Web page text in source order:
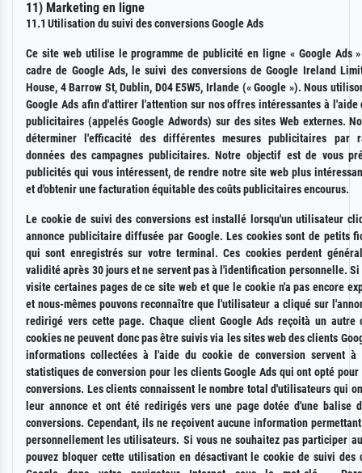
11) Marketing en ligne
11.1 Utilisation du suivi des conversions Google Ads
Ce site web utilise le programme de publicité en ligne « Google Ads
cadre de Google Ads, le suivi des conversions de Google Ireland
House, 4 Barrow St, Dublin, D04 E5W5, Irlande (« Google »). Nous
Google Ads afin d'attirer l'attention sur nos offres intéressantes à l'aide
publicitaires (appelés Google Adwords) sur des sites Web externes.
déterminer l'efficacité des différentes mesures publicitaires par
données des campagnes publicitaires. Notre objectif est de vous
publicités qui vous intéressent, de rendre notre site web plus
et d'obtenir une facturation équitable des coûts publicitaires encourus.
Le cookie de suivi des conversions est installé lorsqu'un utilisateur
annonce publicitaire diffusée par Google. Les cookies sont de petits
qui sont enregistrés sur votre terminal. Ces cookies perdent
validité après 30 jours et ne servent pas à l'identification personnelle.
visite certaines pages de ce site web et que le cookie n'a pas encore
et nous-mêmes pouvons reconnaître que l'utilisateur a cliqué sur
redirigé vers cette page. Chaque client Google Ads reçoità un autre
cookies ne peuvent donc pas être suivis via les sites web des clients
informations collectées à l'aide du cookie de conversion servent à
statistiques de conversion pour les clients Google Ads qui ont opté
conversions. Les clients connaissent le nombre total d'utilisateurs qui
leur annonce et ont été redirigés vers une page dotée d'une balise
conversions. Cependant, ils ne reçoivent aucune information
personnellement les utilisateurs. Si vous ne souhaitez pas participer
pouvez bloquer cette utilisation en désactivant le cookie de suivi des